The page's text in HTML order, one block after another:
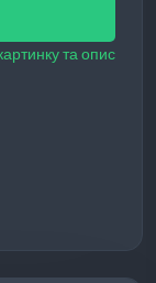
та опис